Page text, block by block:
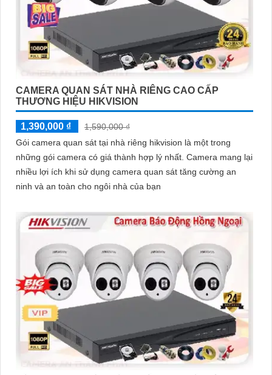
CAMERA QUAN SÁT NHÀ RIÊNG CAO CẤP
THƯƠNG HIỆU HIKVISION
1,390,000 ₫
1,590,000 ₫
Gói camera quan sát tại nhà riêng hikvision là một trong
những gói camera có giá thành hợp lý nhất. Camera mang lại
nhiều lợi ích khi sử dụng camera quan sát tăng cường an
ninh và an toàn cho ngôi nhà của bạn